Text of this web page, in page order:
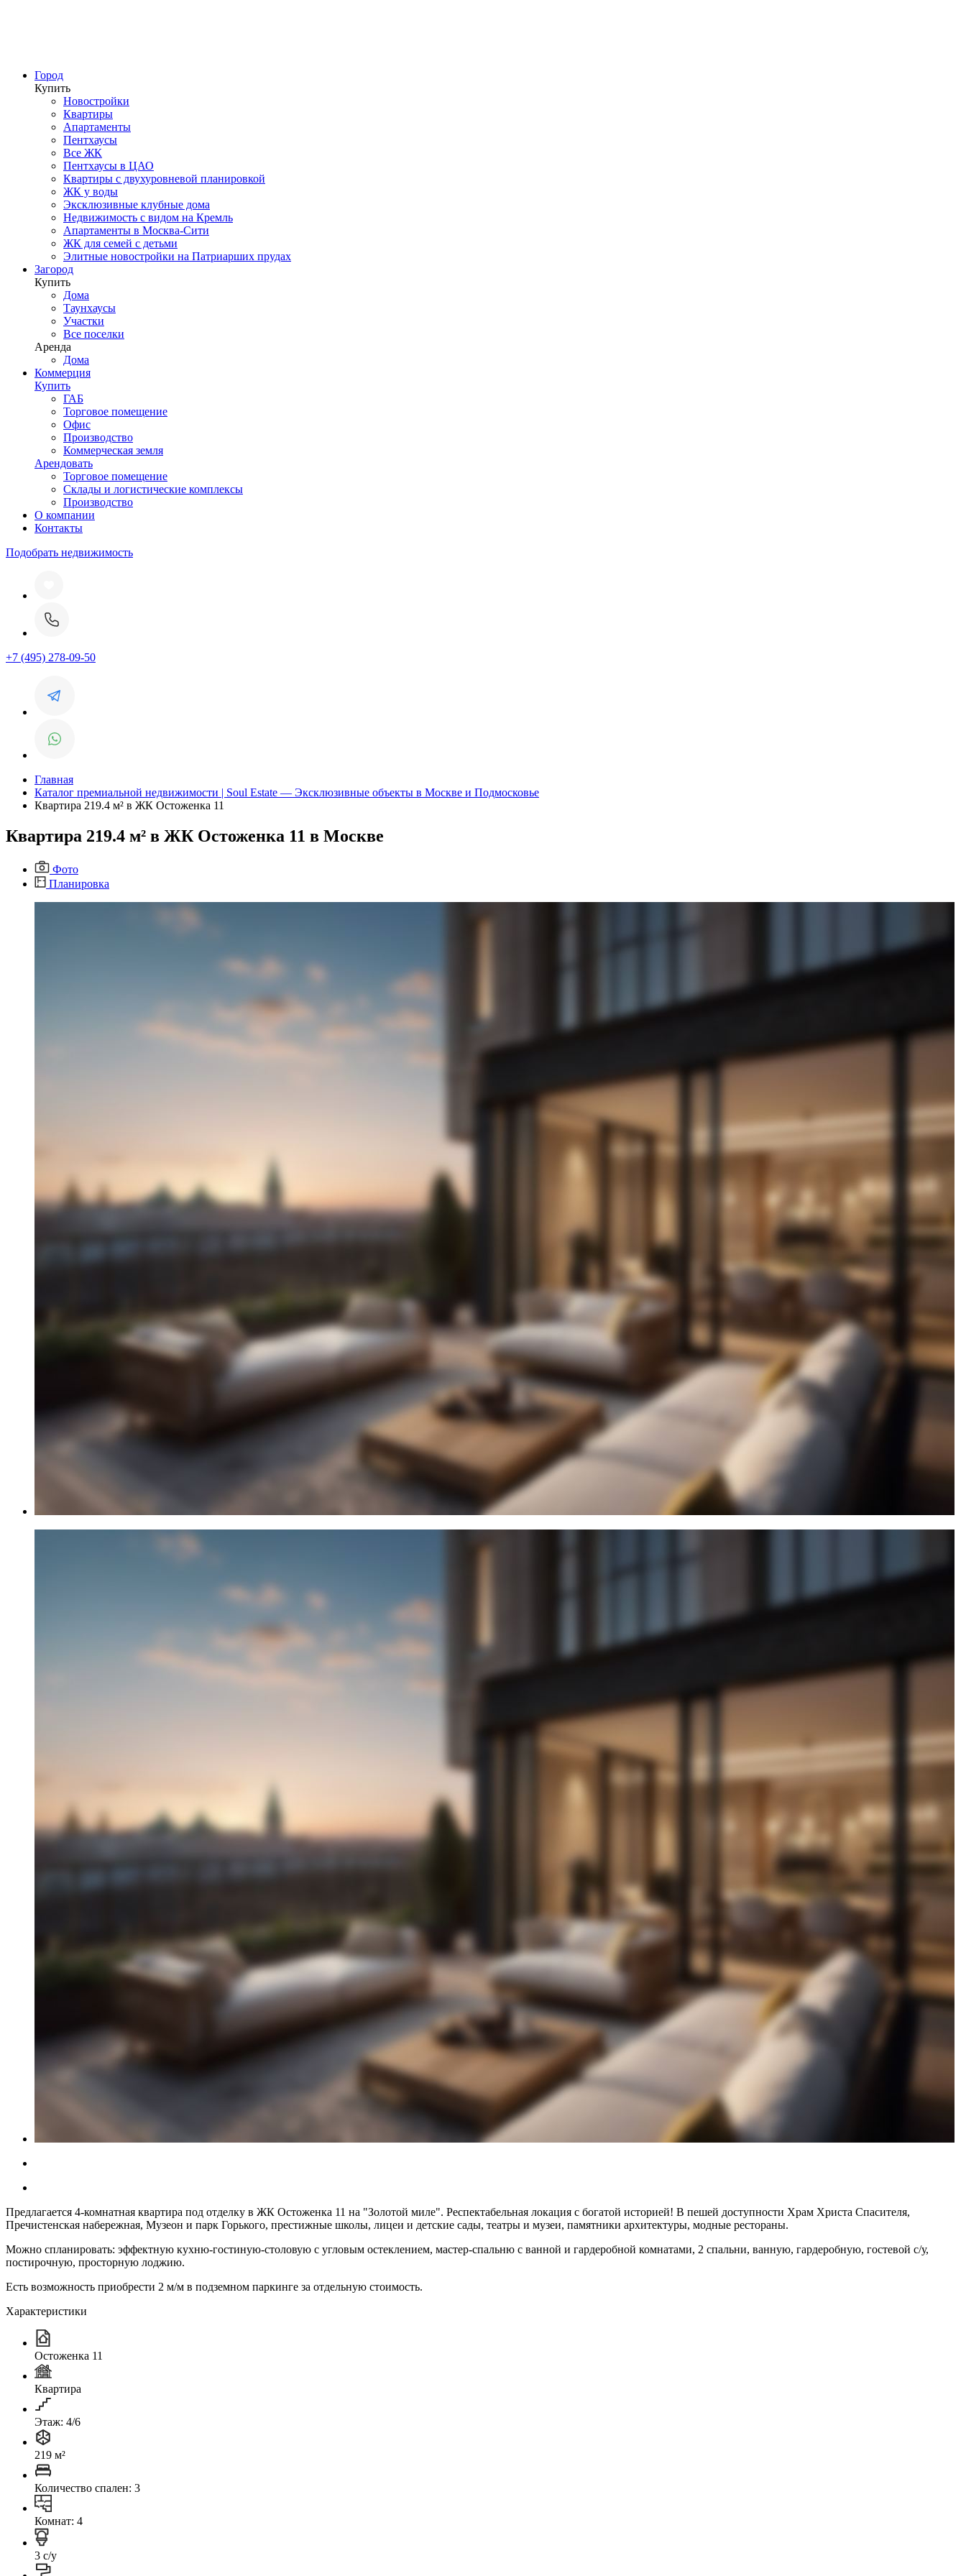
Город
Купить
Новостройки
Квартиры
Апартаменты
Пентхаусы
Все ЖК
Пентхаусы в ЦАО
Квартиры с двухуровневой планировкой
ЖК у воды
Эксклюзивные клубные дома
Недвижимость с видом на Кремль
Апартаменты в Москва-Сити
ЖК для семей с детьми
Элитные новостройки на Патриарших прудах
Загород
Купить
Дома
Таунхаусы
Участки
Все поселки
Аренда
Дома
Коммерция
Купить
ГАБ
Торговое помещение
Офис
Производство
Коммерческая земля
Арендовать
Торговое помещение
Склады и логистические комплексы
Производство
О компании
Контакты
Подобрать недвижимость
+7 (495) 278-09-50
Главная
Каталог премиальной недвижимости | Soul Estate — Эксклюзивные объекты в Москве и Подмосковье
Квартира 219.4 м² в ЖК Остоженка 11
Квартира 219.4 м² в ЖК Остоженка 11 в Москве
Фото
Планировка
Предлагается 4-комнатная квартира под отделку в ЖК Остоженка 11 на "Золотой миле". Респектабельная локация с богатой историей! В пешей доступности Храм Христа Спасителя,
Пречистенская набережная, Музеон и парк Горького, престижные школы, лицеи и детские сады, театры и музеи, памятники архитектуры, модные рестораны.
Можно спланировать: эффектную кухню-гостиную-столовую с угловым остеклением, мастер-спальню с ванной и гардеробной комнатами, 2 спальни, ванную, гардеробную, гостевой с/у,
постирочную, просторную лоджию.
Есть возможность приобрести 2 м/м в подземном паркинге за отдельную стоимость.
Характеристики
Остоженка 11
Квартира
Этаж: 4/6
219 м²
Количество спален: 3
Комнат: 4
3 с/у